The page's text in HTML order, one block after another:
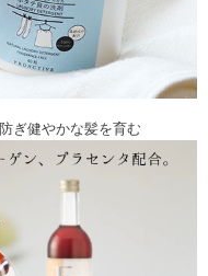
ぎ健やかな髪を育む